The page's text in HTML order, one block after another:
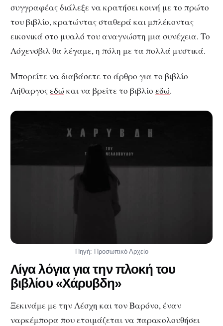
συγγραφέας διάλεξε να κρατήσει κοινή με το πρώτο
του βιβλίο, κρατώντας σταθερά και μπλέκοντας
εικονικά στο μυαλό του αναγνώστη μια συνέχεια. Το
Λόχενσβιλ θα λέγαμε, η πόλη με τα πολλά μυστικά.
Μπορείτε να διαβάσετε το άρθρο για το βιβλίο
Λήθαργοςεδώ και να βρείτε το βιβλίο εδώ.
Πηγή: Προσωπικό Αρχείο
Λίγα λόγια για την πλοκή του
βιβλίου «Χάρυβδη»
Ξεκινάμε με την Λέσχη και τον Βαρόνο, έναν
ναρκέμπορα που ετοιμάζεται να παρακολουθήσει